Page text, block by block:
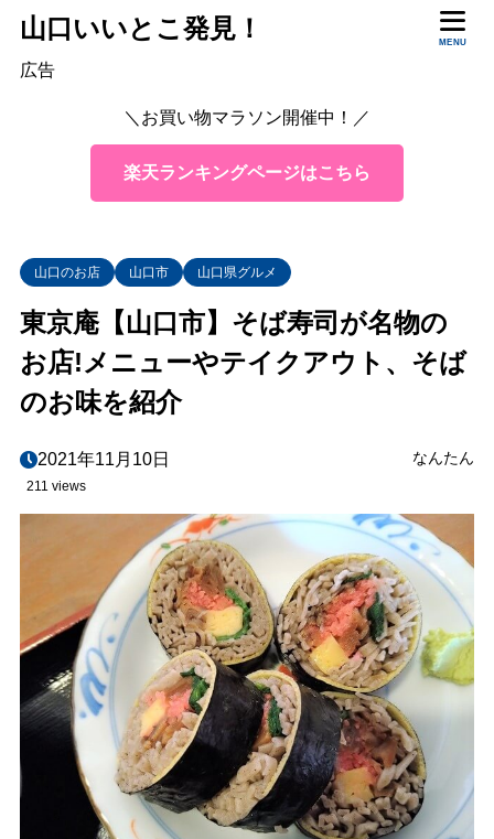
山口いいとこ発見！ MENU
広告
＼お買い物マラソン開催中！／
楽天ランキングページはこちら
山口のお店 山口市 山口県グルメ
東京庵【山口市】そば寿司が名物の
お店!メニューやテイクアウト、そば
のお味を紹介
2021年11月10日 なんたん
211 views
東京庵の場所は？
お店の様子は？
4 メニューは？
6 テイクアウトはある？
7 まとめ